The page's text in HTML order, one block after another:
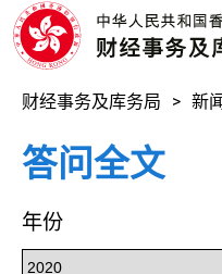
财经事务及库务局 新
答问全文
年份